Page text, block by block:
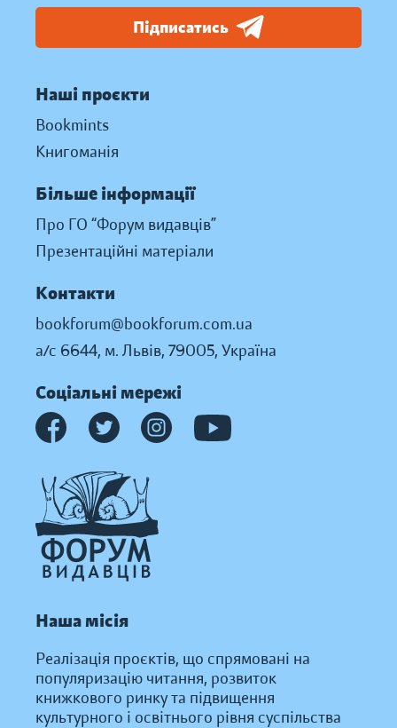
Підписатись
Наші проєкти
Bookmints
Книгоманія
Більше інформації
Про ГО “Форум видавців”
Презентаційні матеріали
Контакти
bookforum@bookforum.com.ua
а/с 6644, м. Львів, 79005, Україна
Соціальні мережі
Наша місія
Реалізація проєктів, що спрямовані на
популяризацію читання, розвиток
книжкового ринку та підвищення
культурного і освітнього рівня суспільства